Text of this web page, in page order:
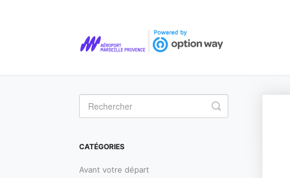
Toggle
Search
CATÉGORIES
Avant votre départ